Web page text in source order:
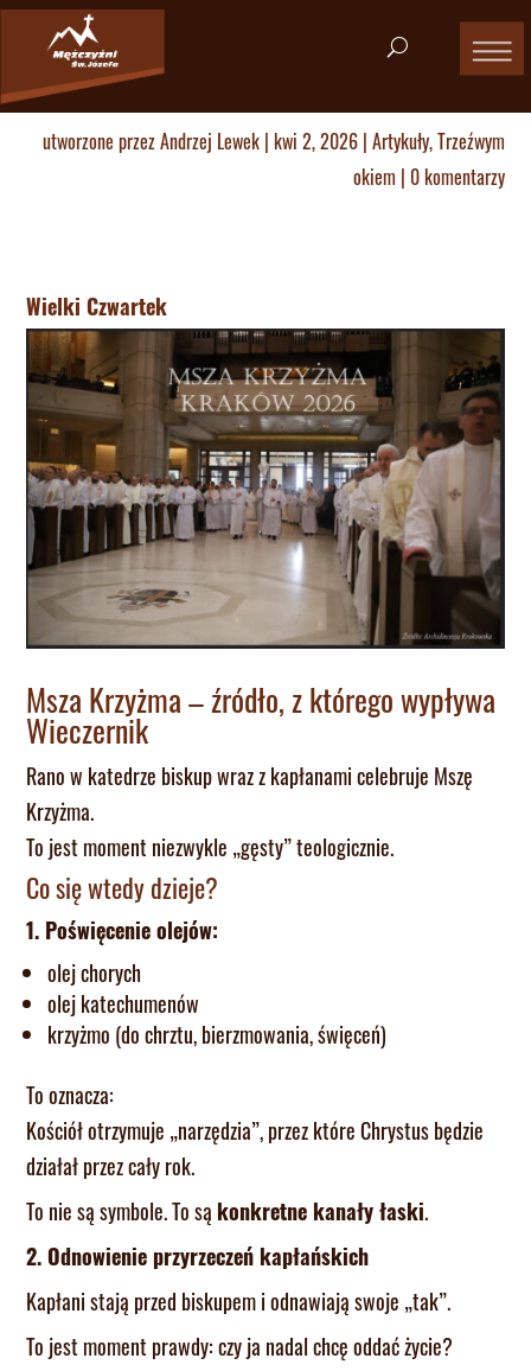
utworzone przezAndrzej Lewek| kwi 2, 2026| Artykuły,Trzeźwym
okiem | 0 komentarzy
Wielki Czwartek
Msza Krzyżma – źródło, z którego wypływa
Wieczernik
Rano w katedrze biskup wraz z kapłanami celebruje Mszę
Krzyżma.
To jest moment niezwykle „gęsty” teologicznie.
Co się wtedy dzieje?
1. Poświęcenie olejów:
olej chorych
olej katechumenów
krzyżmo (do chrztu, bierzmowania, święceń)
To oznacza:
Kościół otrzymuje „narzędzia”, przez które Chrystus będzie
działał przez cały rok.
To nie są symbole. To są konkretne kanały łaski.
2. Odnowienie przyrzeczeń kapłańskich
Kapłani stają przed biskupem i odnawiają swoje „tak”.
To jest moment prawdy: czy ja nadal chcę oddać życie?